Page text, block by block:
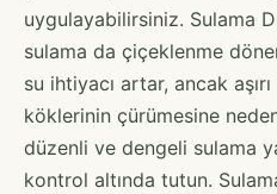
uygulayabilirsiniz. Sulama
sulama da çiçeklenme
su ihtiyacı artar, ancak
köklerinin çürümesine
düzenli ve dengeli sulama
kontrol altında tutun.